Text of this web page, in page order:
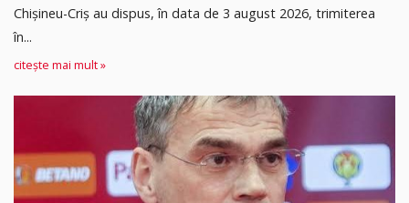
Chișineu-Criș au dispus, în data de 3 august 2026, trimiterea
în...
citește mai mult »